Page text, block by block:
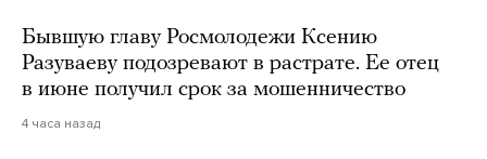
Бывшую главу Росмолодежи Ксению
Разуваеву подозревают в растрате. Ее отец
в июне получил срок за мошенничество
4 часа назад